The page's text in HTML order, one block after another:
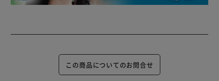
この商品についてのお問合せ